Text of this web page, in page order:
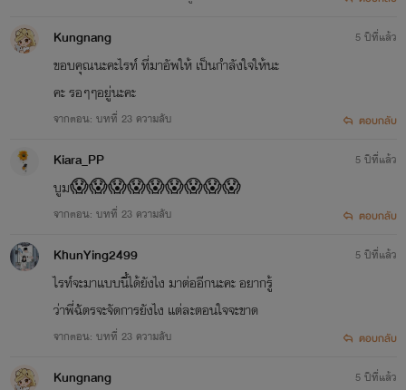
Kungnang
ขอบคุณนะคะไรท์ ที่มาอัพให้ เป็นกำลังใจให้นะ
คะ รอๆๆอยู่นะคะ
จากตอน: บทที่ 23 ความลับ
5 ปีที่แล้ว
ตอบกลับ
Kiara_PP
บูม😱😱😱😱😱😱😱😱😱
จากตอน: บทที่ 23 ความลับ
5 ปีที่แล้ว
ตอบกลับ
KhunYing2499
ไรท์จะมาแบบนี้ได้ยังไง มาต่ออีกนะคะ อยากรู้
ว่าพี่ฉัตรจะจัดการยังไง แต่ละตอนใจจะขาด
จากตอน: บทที่ 23 ความลับ
5 ปีที่แล้ว
ตอบกลับ
Kungnang 5 ปีที่แล้ว